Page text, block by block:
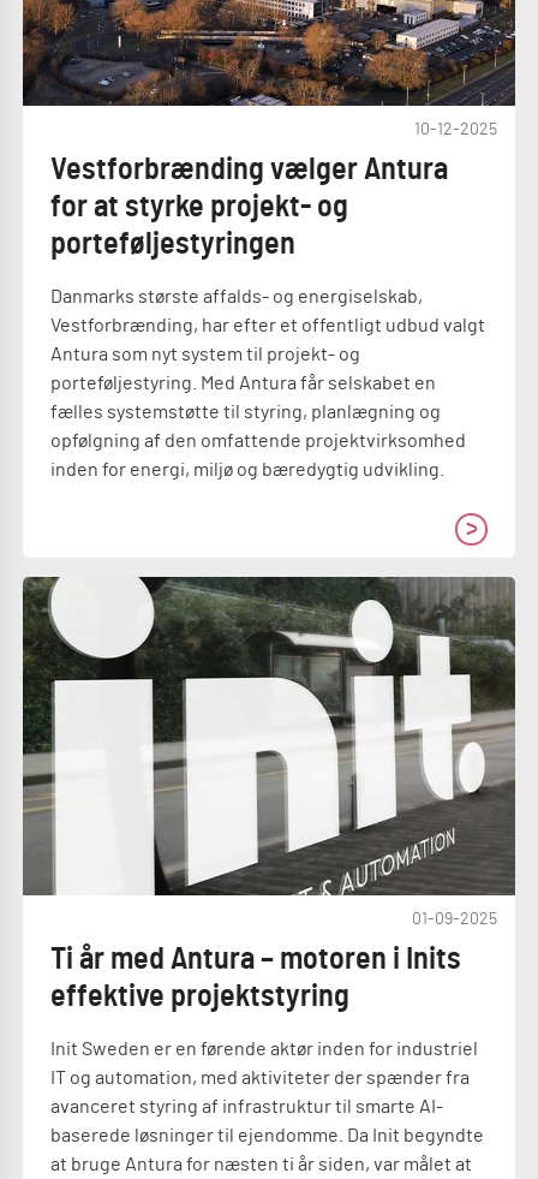
10-12-2025
Vestforbrænding vælger Antura
for at styrke projekt- og
porteføljestyringen
Danmarks største affalds- og energiselskab,
Vestforbrænding, har efter et offentligt udbud valgt
Antura som nyt system til projekt- og
porteføljestyring. Med Antura får selskabet en
fælles systemstøtte til styring, planlægning og
opfølgning af den omfattende projektvirksomhed
inden for energi, miljø og bæredygtig udvikling.
01-09-2025
Ti år med Antura – motoren i Inits
effektive projektstyring
Init Sweden er en førende aktør inden for industriel
IT og automation, med aktiviteter der spænder fra
avanceret styring af infrastruktur til smarte AI-
baserede løsninger til ejendomme. Da Init begyndte
at bruge Antura for næsten ti år siden, var målet at